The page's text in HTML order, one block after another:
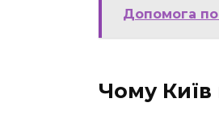
Допомога по
Чому Київ